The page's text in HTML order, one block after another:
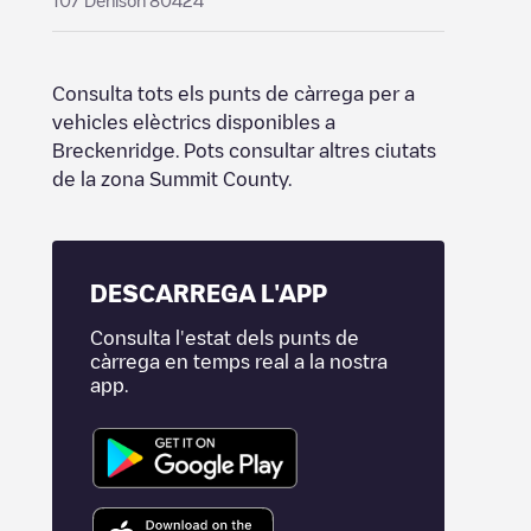
Consulta tots els punts de càrrega per a
vehicles elèctrics disponibles a
Breckenridge . Pots consultar altres ciutats
de la zona Summit County.
DESCARREGA L'APP
Consulta l'estat dels punts de
càrrega en temps real a la nostra
app.